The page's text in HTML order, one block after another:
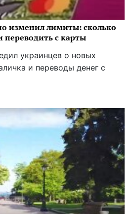
изменил лимиты: сколько
переводить с карты
украинцев о новых
и переводы денег с